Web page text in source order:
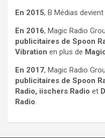
En 2015, B Médias devient
En 2016, Magic Radio
publicitaires de Spoon
Vibration en plus de
En 2017, Magic Radio
publicitaires de Spoon
Radio, iischers Radio et
Radio.